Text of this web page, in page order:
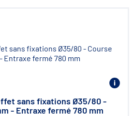
sans fixations Ø35/80 -
- Entraxe fermé 780 mm